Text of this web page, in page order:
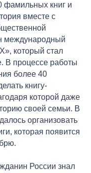
фамильных книг и
вместе с
международный
который стал
В процессе работы
более 40
книгу-
которой даже
своей семьи. В
организовать
которая появится
России знал